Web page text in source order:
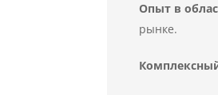
Опыт в
рынке.